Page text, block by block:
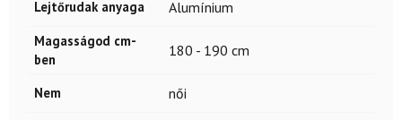
Lejtőrudak anyaga Alumínium
Magasságod cm-
ben
180 - 190 cm
Nem női